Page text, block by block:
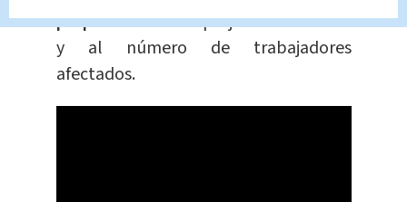
proporcionala los perjuicios causados
y al número de trabajadores
afectados.